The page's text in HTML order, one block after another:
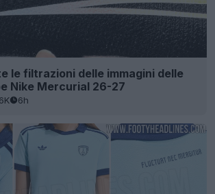
le filtrazioni delle immagini delle
Nike Mercurial 26-27
6h